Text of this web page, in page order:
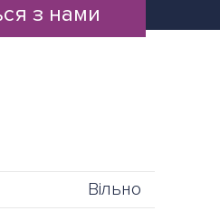
з нами
Вільно